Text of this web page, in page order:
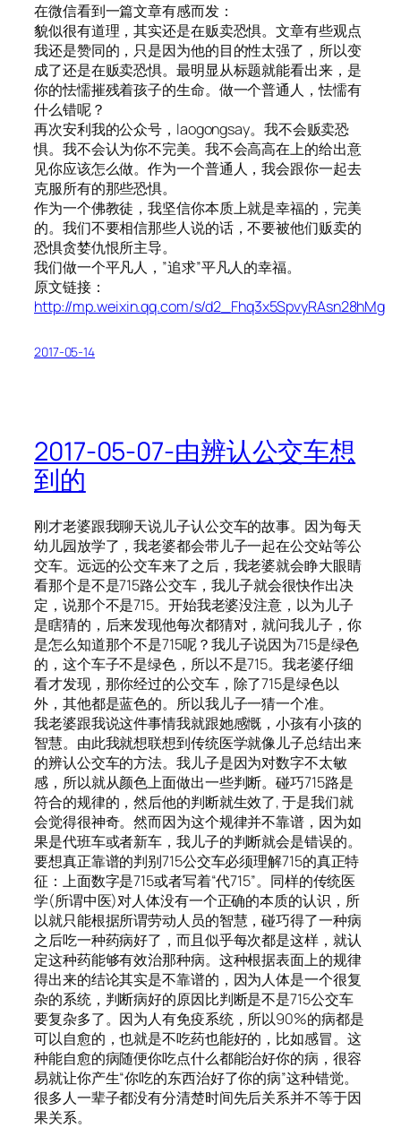
在微信看到一篇文章有感而发：
貌似很有道理，其实还是在贩卖恐惧。文章有些观点
我还是赞同的，只是因为他的目的性太强了，所以变
成了还是在贩卖恐惧。最明显从标题就能看出来，是
你的怯懦摧残着孩子的生命。做一个普通人，怯懦有
什么错呢？
再次安利我的公众号，laogongsay。我不会贩卖恐
惧。我不会认为你不完美。我不会高高在上的给出意
见你应该怎么做。作为一个普通人，我会跟你一起去
克服所有的那些恐惧。
作为一个佛教徒，我坚信你本质上就是幸福的，完美
的。我们不要相信那些人说的话，不要被他们贩卖的
恐惧贪婪仇恨所主导。
我们做一个平凡人，”追求”平凡人的幸福。
原文链接：
http://mp.weixin.qq.com/s/d2_Fhq3x5SpvyRAsn28hMg
2017-05-14
2017-05-07-由辨认公交车想
到的
刚才老婆跟我聊天说儿子认公交车的故事。因为每天
幼儿园放学了，我老婆都会带儿子一起在公交站等公
交车。远远的公交车来了之后，我老婆就会睁大眼睛
看那个是不是715路公交车，我儿子就会很快作出决
定，说那个不是715。开始我老婆没注意，以为儿子
是瞎猜的，后来发现他每次都猜对，就问我儿子，你
是怎么知道那个不是715呢？我儿子说因为715是绿色
的，这个车子不是绿色，所以不是715。我老婆仔细
看才发现，那你经过的公交车，除了715是绿色以
外，其他都是蓝色的。所以我儿子一猜一个准。
我老婆跟我说这件事情我就跟她感慨，小孩有小孩的
智慧。由此我就想联想到传统医学就像儿子总结出来
的辨认公交车的方法。我儿子是因为对数字不太敏
感，所以就从颜色上面做出一些判断。碰巧715路是
符合的规律的，然后他的判断就生效了, 于是我们就
会觉得很神奇。然而因为这个规律并不靠谱，因为如
果是代班车或者新车，我儿子的判断就会是错误的。
要想真正靠谱的判别715公交车必须理解715的真正特
征：上面数字是715或者写着“代715”。同样的传统医
学(所谓中医)对人体没有一个正确的本质的认识，所
以就只能根据所谓劳动人员的智慧，碰巧得了一种病
之后吃一种药病好了，而且似乎每次都是这样，就认
定这种药能够有效治那种病。这种根据表面上的规律
得出来的结论其实是不靠谱的，因为人体是一个很复
杂的系统，判断病好的原因比判断是不是715公交车
要复杂多了。因为人有免疫系统，所以90%的病都是
可以自愈的，也就是不吃药也能好的，比如感冒。这
种能自愈的病随便你吃点什么都能治好你的病，很容
易就让你产生“你吃的东西治好了你的病”这种错觉。
很多人一辈子都没有分清楚时间先后关系并不等于因
果关系。